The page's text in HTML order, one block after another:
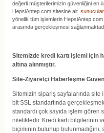
değerli müşterilerimizin güvenliğini en
HepsiAntep.com sitesine ait
yönelik tüm işlemlerin
arasında gerçekleşmesi
Sitemizde kredi kartı işlemi için
altına alınmıştır.
Site-Ziyaretçi Haberleşme
Sitemizin sipariş sayfalarında site
bit SSL standartında
standardı çok sayıda işlem
niteliktedir. Kredi kartı bilgilerinin
biçiminin bulunup